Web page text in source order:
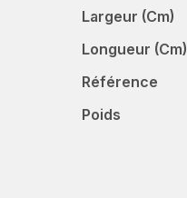
Largeur (cm)
Longueur (cm)
Référence
Poids